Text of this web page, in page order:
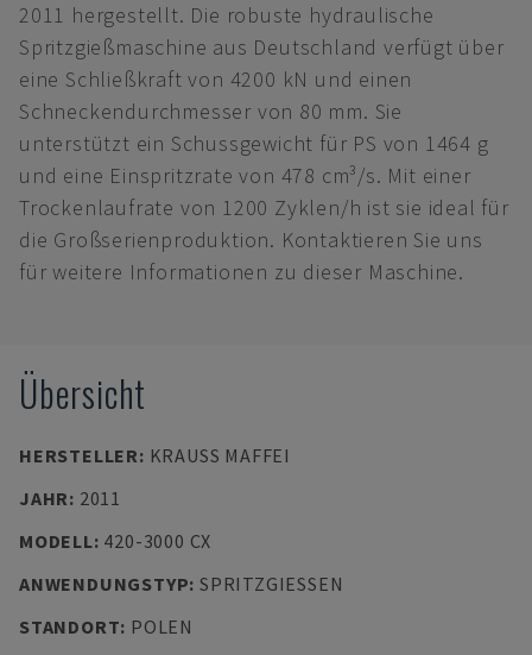
2011 hergestellt. Die robuste hydraulische
Spritzgießmaschine aus Deutschland verfügt über
eine Schließkraft von 4200 kN und einen
Schneckendurchmesser von 80 mm. Sie
unterstützt ein Schussgewicht für PS von 1464 g
und eine Einspritzrate von 478 cm³/s. Mit einer
Trockenlaufrate von 1200 Zyklen/h ist sie ideal für
die Großserienproduktion. Kontaktieren Sie uns
für weitere Informationen zu dieser Maschine.
Übersicht
HERSTELLER: KRAUSS MAFFEI
JAHR: 2011
MODELL: 420-3000 CX
ANWENDUNGSTYP: SPRITZGIESSEN
STANDORT: POLEN